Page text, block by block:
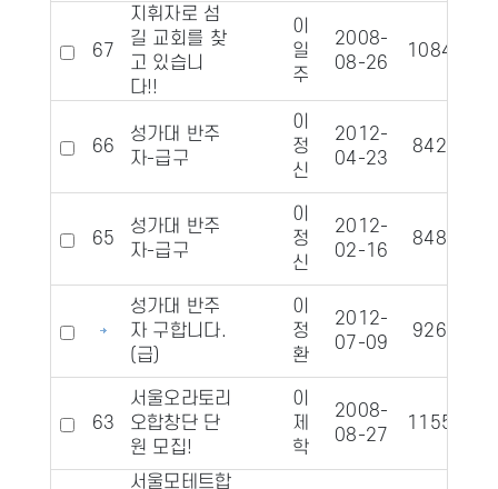
67
지휘자로 섬
길 교회를 찾
고 있습니
다!!
이
일
주
2008-
08-26
10848
66
성가대 반주
자-급구
이
정
신
2012-
04-23
8426
65
성가대 반주
자-급구
이
정
신
2012-
02-16
8484
성가대 반주
자 구합니다.
(급)
이
정
환
2012-
07-09
9261
63
서울오라토리
오합창단 단
원 모집!
이
제
학
2008-
08-27
11552
서울모테트합